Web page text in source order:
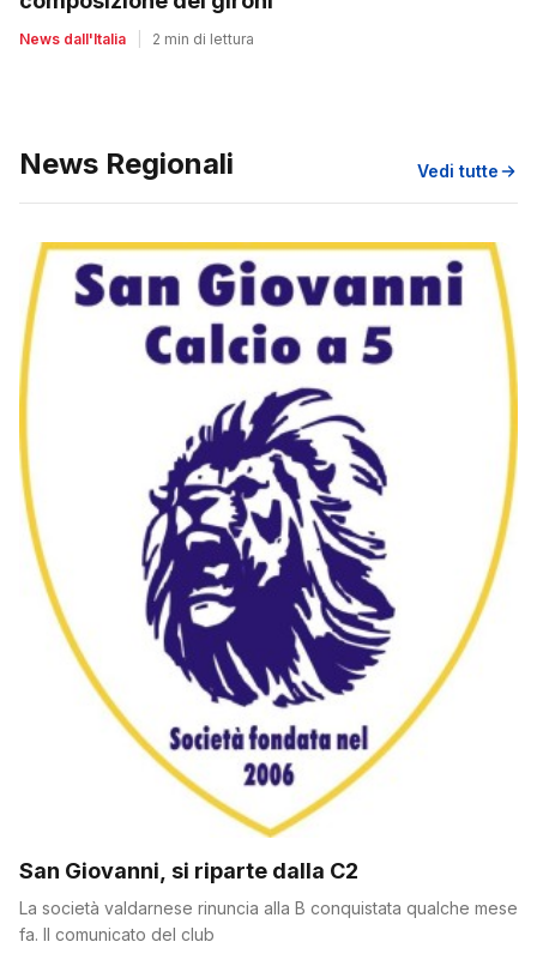
News dall'Italia 2 min di lettura
News Regionali Vedi tutte
San Giovanni, si riparte dalla C2
La società valdarnese rinuncia alla B conquistata qualche mese
fa. Il comunicato del club